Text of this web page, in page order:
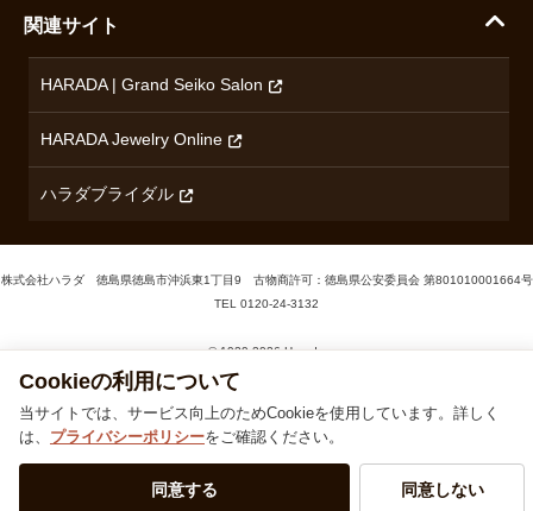
ブランド一覧を見る
関連サイト
HARADA | Grand Seiko Salon
HARADA Jewelry Online
ハラダブライダル
株式会社ハラダ 徳島県徳島市沖浜東1丁目9 古物商許可：徳島県公安委員会 第801010001664号
TEL 0120-24-3132
© 1929‐2026 Harada
は、プライバシーポリシーをご確認ください。
同意する